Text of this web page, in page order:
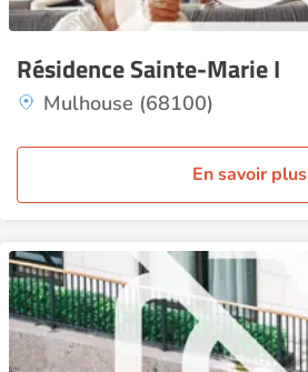
Résidence Sainte-Marie I
Mulhouse (68100)
En savoir plus